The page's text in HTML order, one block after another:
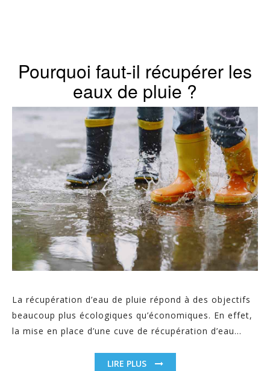
Pourquoi faut-il récupérer les
eaux de pluie ?
La récupération d’eau de pluie répond à des objectifs
beaucoup plus écologiques qu’économiques. En effet,
la mise en place d’une cuve de récupération d’eau...
LIRE PLUS